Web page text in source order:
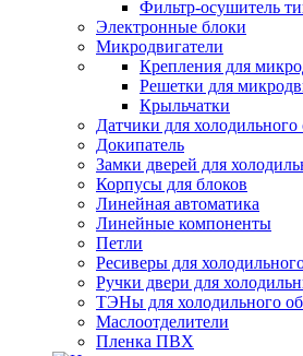
Фильтр-осушитель
Электронные блоки
Микродвигатели
Крепления для
Решетки для
Крыльчатки
Датчики для холодильного
Докипатель
Замки дверей для
Корпусы для блоков
Линейная автоматика
Линейные компоненты
Петли
Ресиверы для
Ручки двери для
ТЭНы для холодильного
Маслоотделители
Пленка ПВХ